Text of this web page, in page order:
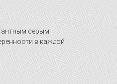
серым
в каждой